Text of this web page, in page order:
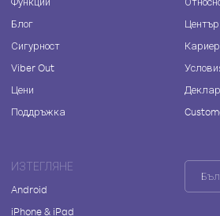
Блог
Сигурност
Viber Out
Цени
Поддръжка
ИЗТЕГЛЯНЕ
Android
iPhone & iPad